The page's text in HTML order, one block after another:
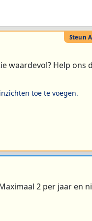
waardevol? Help ons
toe te voegen.
2 per jaar en